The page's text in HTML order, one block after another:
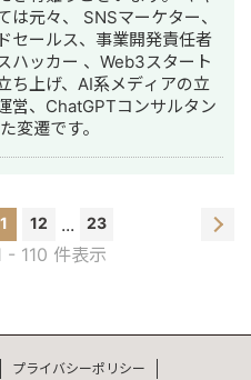
は元々、 SNSマーケター、
セールス、事業開発責任者
ハッカー 、Web3スタート
ち上げ、AI系メディアの立
営、ChatGPTコンサルタン
変遷です。
12 ... 23
- 110 件表示
プライバシーポリシー